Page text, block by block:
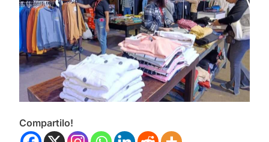
Compartilo!